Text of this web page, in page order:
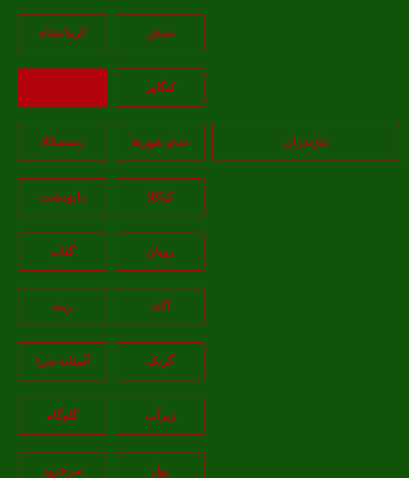
سنقر کرمانشاه
کنگاور
مازندران تمام شهر‌ها رستمکالا
کیاکلا دابودشت
رویان گتاب
رینه
گزنک آستانه سرا
زیرآب گلوگاه
سرخرود